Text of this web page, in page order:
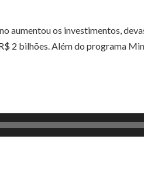
aumentou os investimentos,
2 bilhões. Além do programa